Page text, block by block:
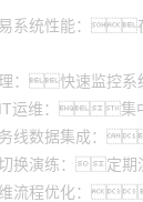
系统性能：
：快速监控
运维：集
线数据集成：
换演练：定期
程优化：